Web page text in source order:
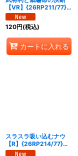
【VR】{26RP211/77}
《多》
120円(税込)
カートに入れる
スラスラ吸い込むナウ
【R】{26RP214/77}
《水》